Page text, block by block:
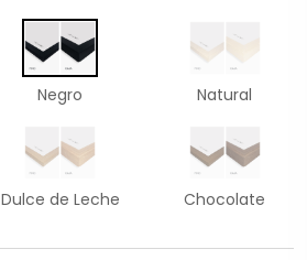
Negro Natural
Dulce de Leche Chocolate